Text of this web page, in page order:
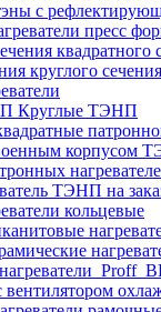
пресс
квадратного
круглого сечения
Круглые ТЭНП
кольцевые